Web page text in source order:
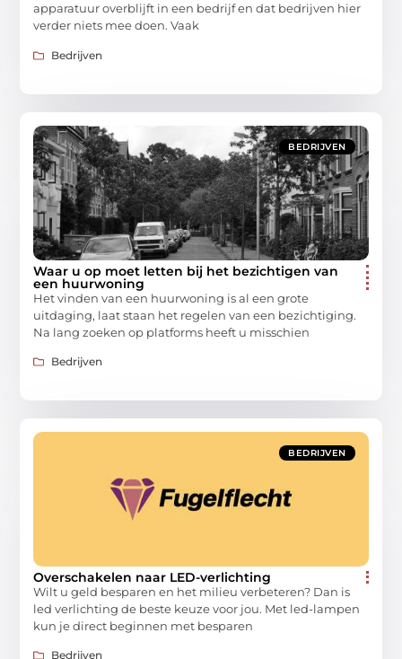
apparatuur overblijft in een bedrijf en dat bedrijven hier
verder niets mee doen. Vaak
Bedrijven
BEDRIJVEN
Waar u op moet letten bij het bezichtigen van
een huurwoning
Het vinden van een huurwoning is al een grote
uitdaging, laat staan het regelen van een bezichtiging.
Na lang zoeken op platforms heeft u misschien
Bedrijven
BEDRIJVEN
Overschakelen naar LED-verlichting
Wilt u geld besparen en het milieu verbeteren? Dan is
led verlichting de beste keuze voor jou. Met led-lampen
kun je direct beginnen met besparen
Bedrijven